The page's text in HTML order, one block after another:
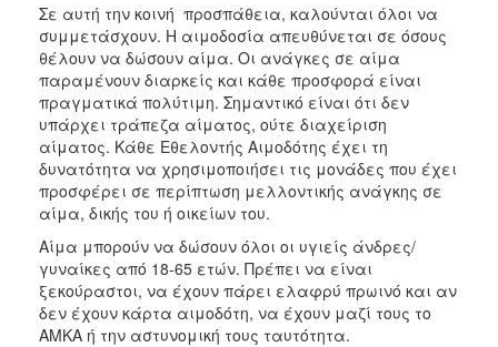
ΔΗΜΟΤΗΣ
ΕΠΙΣΚΕΠΤΗΣ
ΗΡΑΚΛΕΙΟ
Σε αυτή την κοινή προσπάθεια, καλούνται όλοι να
συμμετάσχουν. Η αιμοδοσία απευθύνεται σε όσους
θέλουν να δώσουν αίμα. Οι ανάγκες σε αίμα
παραμένουν διαρκείς και κάθε προσφορά είναι
πραγματικά πολύτιμη. Σημαντικό είναι ότι δεν
υπάρχει τράπεζα αίματος, ούτε διαχείριση
αίματος. Κάθε Εθελοντής Αιμοδότης έχει τη
δυνατότητα να χρησιμοποιήσει τις μονάδες που έχει
προσφέρει σε περίπτωση μελλοντικής ανάγκης σε
αίμα, δικής του ή οικείων του.
Αίμα μπορούν να δώσουν όλοι οι υγιείς άνδρες/
γυναίκες από 18-65 ετών. Πρέπει να είναι
ξεκούραστοι, να έχουν πάρει ελαφρύ πρωινό και αν
δεν έχουν κάρτα αιμοδότη, να έχουν μαζί τους το
ΑΜΚΑ ή την αστυνομική τους ταυτότητα.